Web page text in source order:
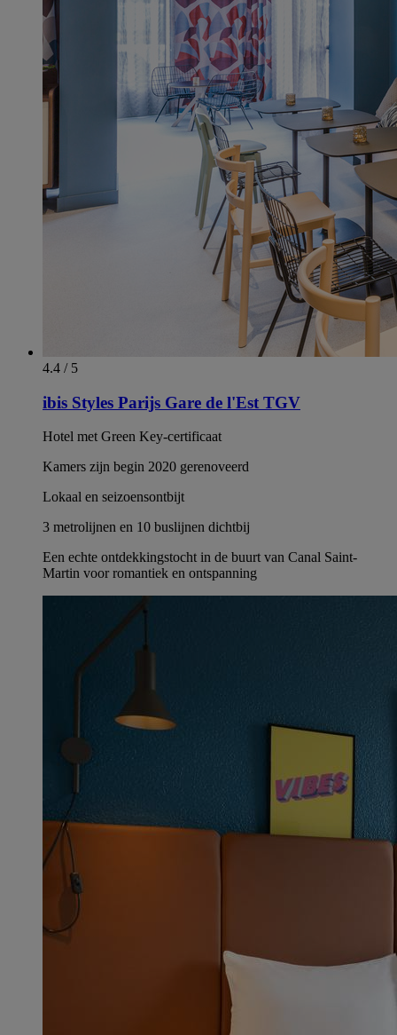
4.4 / 5
ibis Styles Parijs Gare de l'Est TGV
Hotel met Green Key-certificaat
Kamers zijn begin 2020 gerenoveerd
Lokaal en seizoensontbijt
3 metrolijnen en 10 buslijnen dichtbij
Een echte ontdekkingstocht in de buurt van Canal Saint-
Martin voor romantiek en ontspanning